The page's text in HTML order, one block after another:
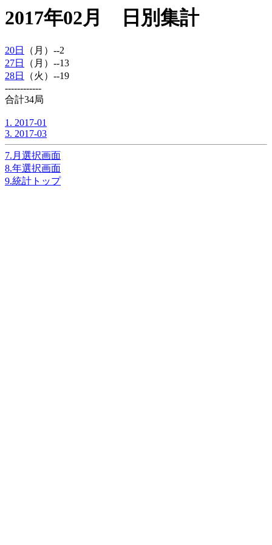
2017年02月 日別集計
20日
（月）--2
27日
（月）--13
28日
（火）--19
------------
合計34局
1. 2017-01
3. 2017-03
7.月選択画面
8.年選択画面
9.統計トップ